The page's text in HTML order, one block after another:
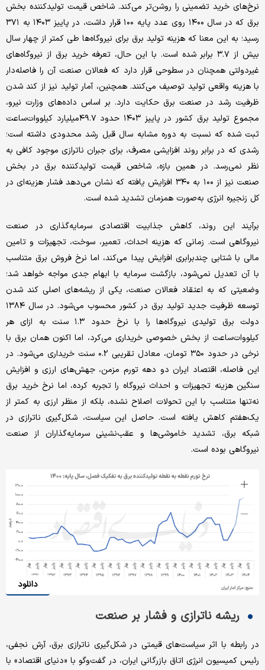
نرخ‌های خرید تضمینی را روشن‌تر می‌کند. شاخص قیمت تولیدکننده بخش
برق که در سال ۱۴۰۰ روی عدد پایه ۱۰۰ قرار داشت، در پاییز ۱۴۰۳ به ۳۷۱
رسید؛ به این معنا که هزینه تولید برق برای نیروگاه‌ها طی کمتر از چهار سال
بیش از ۳.۷ برابر شده است. با این حال، تعرفه خرید برق از نیروگاه‌های
غیردولتی همچنان در سطوحی قرار دارد که فعالان صنعت آن را فاصله‌دار
با هزینه واقعی تولید توصیف می‌کنند. همچنین، آمار تولید نیز از کند شدن
ظرفیت رشد در صنعت برق حکایت دارد. بر اساس داده‌های وزارت نیرو،
مجموع تولید برق کشور در پاییز ۱۴۰۳ حدود ۴۹.۷‌میلیارد کیلووات‌ساعت
ثبت شده که نسبت به دوره مشابه سال قبل رشد محدودی داشته است؛
رشدی که در برابر روند افزایشی مصرف، برای جبران ناترازی موجود کافی به
نظر نمی‌رسد. در همین بازه، شاخص قیمت تولیدکننده برق در بخش
صنعت نیز از ۱۰۰ به ۳۴۰ افزایش یافته که نشان می‌دهد فشار هزینه‌ای در
کل زنجیره انرژی به‌صورت همزمان تشدید شده است.
برآیند این روند، کاهش جذابیت اقتصادی سرمایه‌گذاری در صنعت
نیروگاهی است. زمانی که هزینه احداث، تعمیر، سوخت، تجهیزات و تامین
مالی با شتابی چندبرابری افزایش پیدا می‌کند، اما نرخ فروش برق متناسب
با آن تعدیل نمی‌شود، بازگشت سرمایه با ابهام جدی مواجه خواهد شد؛
وضعیتی که به اعتقاد فعالان صنعت، یکی از ریشه‌های اصلی کند شدن
توسعه ظرفیت جدید تولید برق در کشور محسوب می‌شود. در سال ۱۳۸۴
دولت برق تولیدی نیروگاه‌ها را با نرخ حدود ۱.۳ سنت به ازای هر
کیلووات‌ساعت از بخش خصوصی خریداری می‌کرد، اما اکنون همان برق با
نرخی در حدود ۳۵۰ تومان، معادل تقریبی ۰.2 سنت خریداری می‌شود. در
این فاصله، اقتصاد ایران دو دهه تورم مزمن، جهش‌های ارزی و افزایش
سنگین هزینه تجهیزات و احداث نیروگاه را تجربه کرده، اما نرخ خرید برق
نه‌تنها متناسب با این تحولات اصلاح نشده، بلکه از منظر ارزی به کمتر از
یک‌هفتم کاهش یافته است. حاصل این سیاست، شکل‌گیری ناترازی در
شبکه برق، تشدید خاموشی‌ها و عقب‌نشینی سرمایه‌گذاران از صنعت
نیروگاهی بوده است.
دانلود
ریشه ناترازی و فشار بر صنعت
در رابطه با اثر سیاست‌های قیمتی در شکل‌گیری ناترازی برق، آرش نجفی،
رئیس کمیسیون انرژی اتاق بازرگانی ایران، در گفت‌وگو با «دنیای اقتصاد» با